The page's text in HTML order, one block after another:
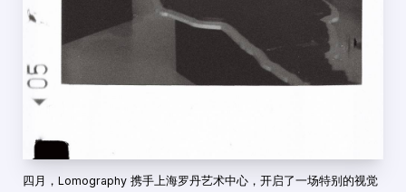
四月，Lomography 携手上海罗丹艺术中心，开启了一场特别的视觉